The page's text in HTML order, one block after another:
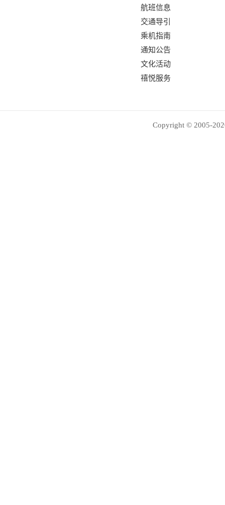
航班信息
交通导引
乘机指南
通知公告
文化活动
禧悦服务
Copyright © 2005-